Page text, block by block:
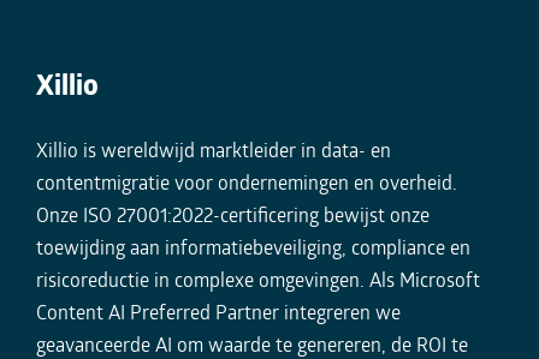
Xillio
Xillio is wereldwijd marktleider in data- en
contentmigratie voor ondernemingen en overheid.
Onze ISO 27001:2022-certificering bewijst onze
toewijding aan informatiebeveiliging, compliance en
risicoreductie in complexe omgevingen. Als Microsoft
Content AI Preferred Partner integreren we
geavanceerde AI om waarde te genereren, de ROI te